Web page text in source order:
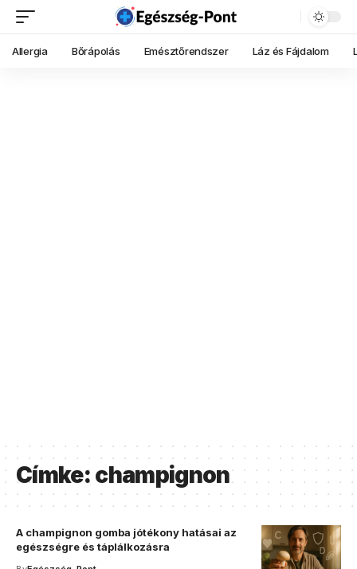
Allergia Bőrápolás Emésztőrendszer Láz és Fájdalom
Címke: champignon
A champignon gomba jótékony hatásai az
egészségre és táplálkozásra